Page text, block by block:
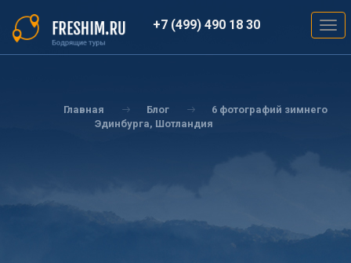
основному
содержанию
+7 (499) 490 18 30
Главная Блог
6 фотографий зимнего
Эдинбурга, Шотландия